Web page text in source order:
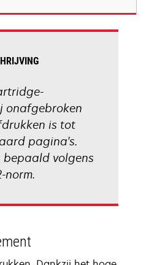
onafgebroken
is tot
pagina's.
bepaald volgens
norm.